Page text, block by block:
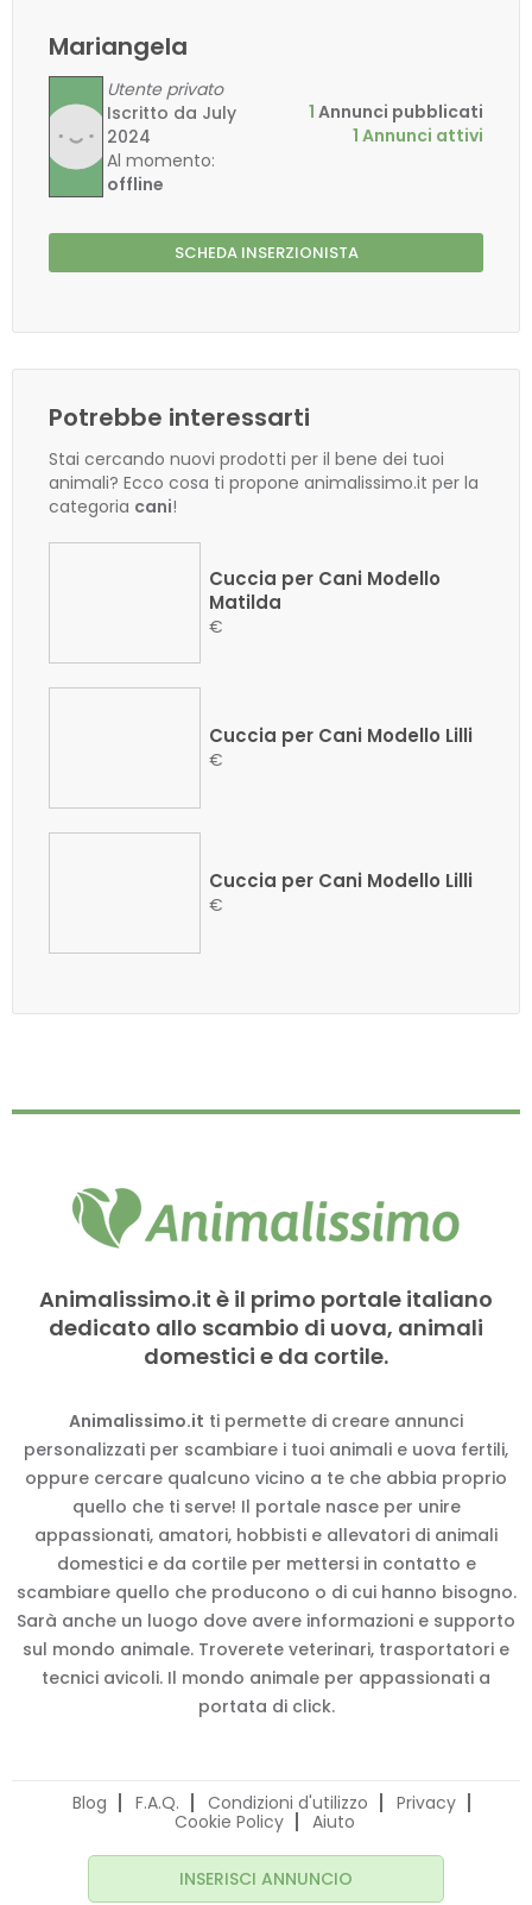
Mariangela
Utente privato
Iscritto da July
2024
Al momento:
offline
1 Annunci pubblicati
1 Annunci attivi
SCHEDA INSERZIONISTA
Potrebbe interessarti
Stai cercando nuovi prodotti per il bene dei tuoi
animali? Ecco cosa ti propone animalissimo.it per la
categoria cani!
Cuccia per Cani Modello
Matilda
€
Cuccia per Cani Modello Lilli
€
Cuccia per Cani Modello Lilli
€
Animalissimo.it è il primo portale italiano
dedicato allo scambio di uova, animali
domestici e da cortile.
Animalissimo.it ti permette di creare annunci
personalizzati per scambiare i tuoi animali e uova fertili,
oppure cercare qualcuno vicino a te che abbia proprio
quello che ti serve! Il portale nasce per unire
appassionati, amatori, hobbisti e allevatori di animali
domestici e da cortile per mettersi in contatto e
scambiare quello che producono o di cui hanno bisogno.
Sarà anche un luogo dove avere informazioni e supporto
sul mondo animale. Troverete veterinari, trasportatori e
tecnici avicoli. Il mondo animale per appassionati a
portata di click.
Blog F.A.Q. Condizioni d'utilizzo
Privacy
Cookie Policy
Aiuto
INSERISCI ANNUNCIO